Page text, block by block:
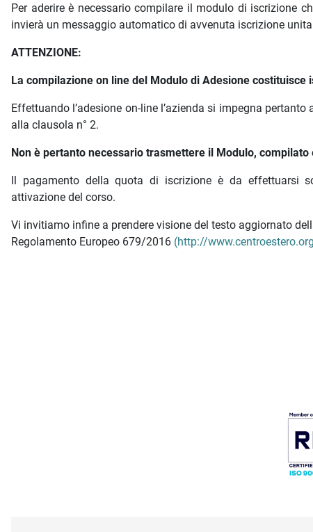
Per aderire è necessario compilare il modulo di iscrizione
invierà un messaggio automatico di avvenuta iscrizione
ATTENZIONE:
La compilazione on line del Modulo di Adesione
Effettuando l’adesione on-line l’azienda si impegna
alla clausola n° 2.
Non è pertanto necessario trasmettere il Modulo,
Il pagamento della quota di iscrizione è da effettuarsi
attivazione del corso.
Vi invitiamo infine a prendere visione del testo aggiornato
Regolamento Europeo 679/2016 (http://